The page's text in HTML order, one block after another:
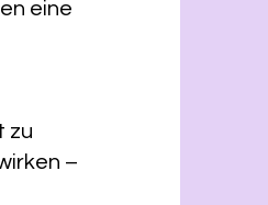
eine
zu
–